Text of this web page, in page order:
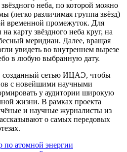
неба, по которой можно
(легко различимая группа звёзд)
временной промежуток. Для
карту звёздного неба круг, на
меридиан. Далее, вращая
увидеть во внутреннем вырезе
в любую выбранную дату.
созданный сетью ИЦАЭ, чтобы
с новейшими научными
у аудитории широкую
жизни. В рамках проекта
и научные журналисты из
о самых передовых